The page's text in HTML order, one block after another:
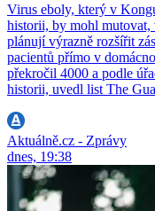
Virus eboly, který v
historii, by mohl
plánují výrazně rozšířit
pacientů přímo v
překročil 4000 a podle
historii, uvedl list The
Aktuálně.cz - Zprávy
dnes, 19:38